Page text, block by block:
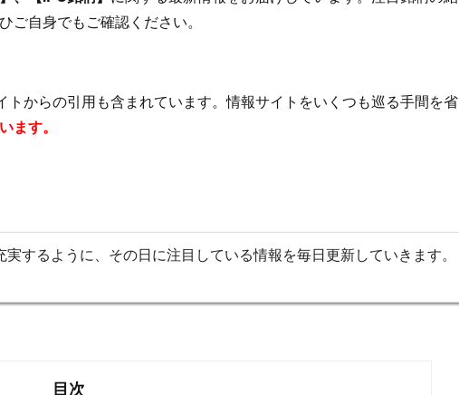
自身でもご確認ください。
からの引用も含まれています。情報サイトをいくつも巡る手間を省
ます。
するように、その日に注目している情報を毎日更新していきます。
目次